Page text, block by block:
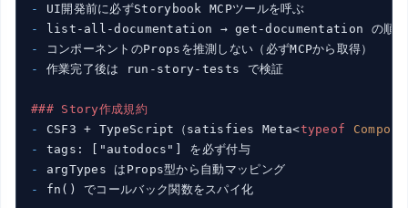
-
-
-
- 作業完了後は run-story-tests で検証
### Story作成規約
- CSF3 + TypeScript（satisfies Meta<typeof
-
tags: ["autodocs"] を必ず付与
-
- fn() でコールバック関数をスパイ化